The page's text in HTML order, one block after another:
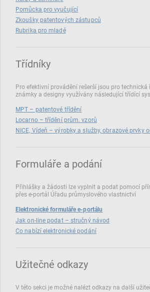
Pomůcka pro vyučující
Zkoušky patentových zástupců
Rubrika pro mladé
Třídníky
Pro efektivní provádění rešerší jsou pro technická
známky a designy využívány následující třídící
MPT – patentové třídění
Locarno – třídění prům. vzorů
NICE, Vídeň – výrobky a služby, obrazové prvky
Formuláře a podání
Přihlášky a žádosti lze vyplnit a podat pomocí
přes e‑portál Úřadu průmyslového vlastnictví
Elektronické formuláře e-portálu
Jak on-line podat – stručný návod
Co nabízí elektronické podání
Užitečné odkazy
V této sekci je možné nalézt odkazy na další